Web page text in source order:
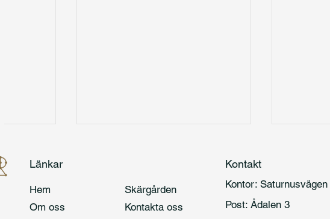
Länkar
Hem
Skärgården
Om oss
Kontakta oss
Kontakt
Kontor: Saturnusvägen
Post: Ådalen 3